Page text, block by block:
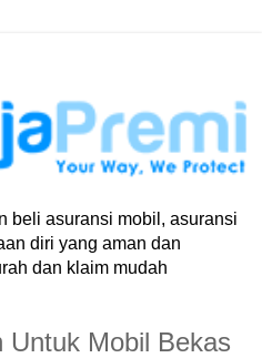
beli asuransi mobil, asuransi
diri yang aman dan
dan klaim mudah
Untuk Mobil Bekas